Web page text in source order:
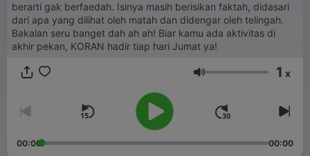
berarti gak berfaedah. Isinya masih berisikan faktah, didasari
dari apa yang dilihat oleh matah dan didengar oleh telingah.
Bakalan seru banget dah ah ah! Biar kamu ada aktivitas di
akhir pekan, KORAN hadir tiap hari Jumat ya!
Głośność 1 x
00:00 00:00